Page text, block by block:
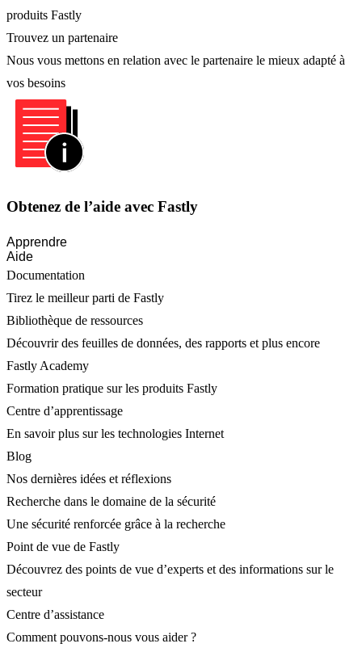
produits Fastly
Trouvez un partenaire
Nous vous mettons en relation avec le partenaire le mieux adapté à
vos besoins
Obtenez de l’aide avec Fastly
Apprendre
Aide
Documentation
Tirez le meilleur parti de Fastly
Bibliothèque de ressources
Découvrir des feuilles de données, des rapports et plus encore
Fastly Academy
Formation pratique sur les produits Fastly
Centre d’apprentissage
En savoir plus sur les technologies Internet
Blog
Nos dernières idées et réflexions
Recherche dans le domaine de la sécurité
Une sécurité renforcée grâce à la recherche
Point de vue de Fastly
Découvrez des points de vue d’experts et des informations sur le
secteur
Centre d’assistance
Comment pouvons-nous vous aider ?